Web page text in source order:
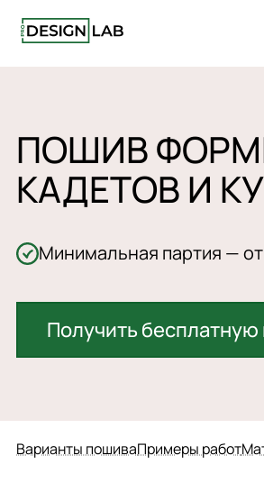
ПОШИВ
КАДЕТОВ И
Минимальная партия —
Получить
Варианты пошиваПримеры работ